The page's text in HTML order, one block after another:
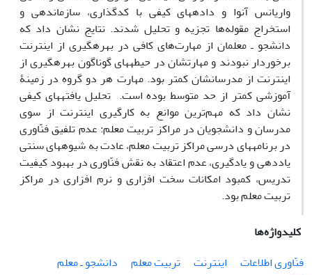
واریانس آنوا و داده‏های کیفی با کدگذاری، سازماندهی و
استخراج مقوله‌ها تجزیه و تحلیل شدند. نتایج نشان داد که
دانشجو ـ معلمان از مهارت‌های کافی در بهره‏گیری از اینترنت
برخوردار نبودند و مهارت‏شان در حیطه‏های گوناگون بهره‏گیری از
اینترنت از مدرسان‏شان کمتر بود. مهارت هر دو گروه در زمینۀ
آموزشی کمتر از حد متوسط بوده است. تحلیل یافته‏های کیفی
نشان داد که مهم‌ترین موانع به کارگیری اینترنت از سوی
مدرسان و دانشجویان در مراکز تربیت معلم: عدم تلفیق فنّاوری
در برنامه‏های درسی مراکز تربیت معلم، عادت به شیوه‏های سنتی
یاددهی و یادگیری، عدم اعتقاد به نقش فنّاوری در بهبود کیفیت
تدریس، کمبود امکانات سخت افزاری و نرم افزاری در مراکز
تربیت معلم بود.
کلیدواژه‌ها
فنّاوری اطلاعات
اینترنت تربیت معلم
دانشجو ـ معلم